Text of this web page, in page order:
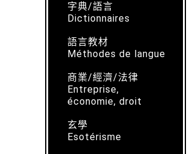
字典/語言
Dictionnaires
語言教材
Méthodes de langue
商業/經濟/法律
Entreprise,
économie, droit
玄學
Esotérisme